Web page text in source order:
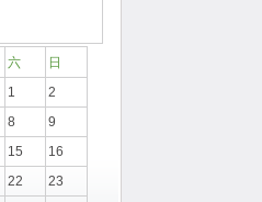
六
日
1
2
8
9
15
16
22
23